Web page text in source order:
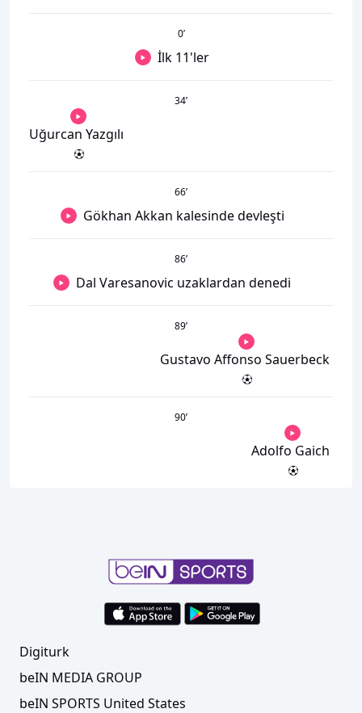
0’
İlk 11'ler
34’
Uğurcan Yazgılı
66’
Gökhan Akkan kalesinde devleşti
86’
Dal Varesanovic uzaklardan denedi
89’
Gustavo Affonso Sauerbeck
90’
Adolfo Gaich
Digiturk
beIN MEDIA GROUP
beIN SPORTS United States